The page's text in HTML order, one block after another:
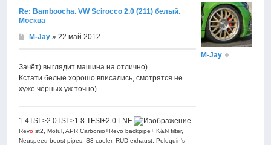
Re: Bamboocha. VW Scirocco 2.0 (211) белый.
Москва
M-Jay » 22 май 2012
Зачёт) выглядит машина на отлично)
Кстати белые хорошо вписались, смотрятся не
хуже чёрных уж точно)
1.4TSI->2.0TSI->1.8 TFSI+2.0 LNF
Revo st2, Motul, APR Carbonio+Revo backpipe+ K&N filter,
Neuspeed boost pipes, S3 cooler, RUD exhaust, Peloquin's
M-Jay